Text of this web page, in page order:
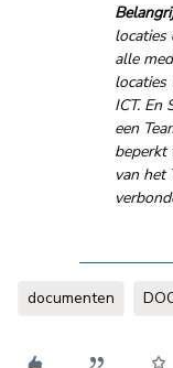
locaties
alle
locaties
ICT. En
een
beperkt
van het
documenten